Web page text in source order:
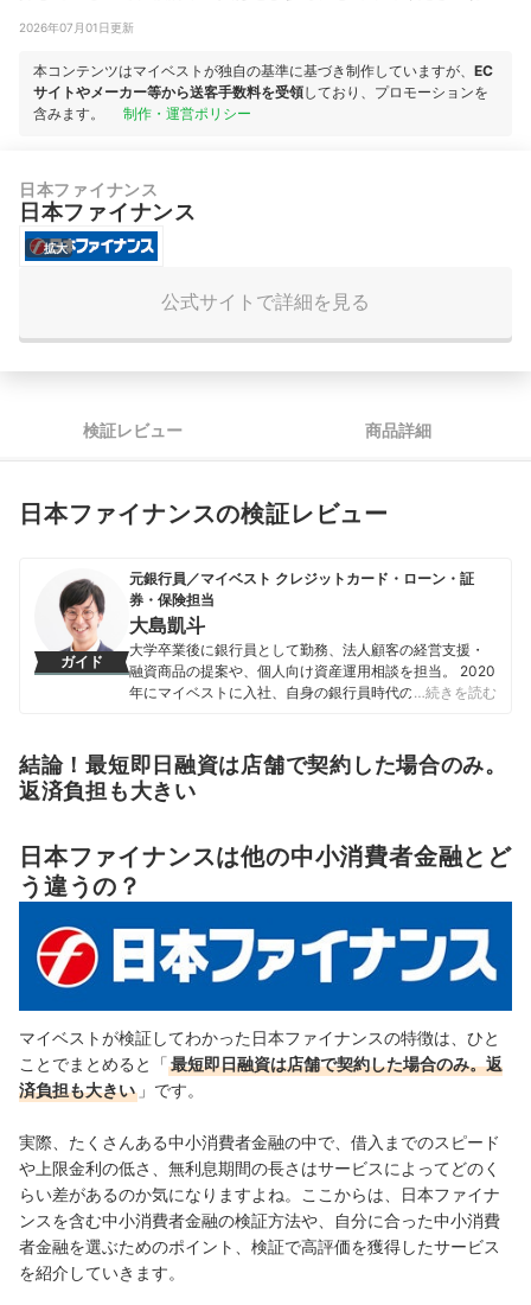
2026年07月01日更新
本コンテンツはマイベストが独自の基準に基づき制作していますが、 EC
サイトやメーカー等から送客手数料を受領しており、プロモーションを
含みます。
制作・運営ポリシー
日本ファイナンス
日本ファイナンス
拡大
公式サイトで詳細を見る
検証レビュー 商品詳細
日本ファイナンスの検証レビュー
ガイド
元銀行員／マイベスト クレジットカード・ローン・証
券・保険担当
大島凱斗
大学卒業後に銀行員として勤務、法人顧客の経営支援・
融資商品の提案や、個人向け資産運用相談を担当。 2020
年にマイベストに入社、自身の銀行員時代の経験を活か
済を専門に解説コンテンツの制作を統括する。 また、
Yahoo!ファイナンスで借入や投資への疑問や基礎知識に
関する連載も担当している。
…続きを読む
結論！最短即日融資は店舗で契約した場合のみ。
返済負担も大きい
日本ファイナンスは他の中小消費者金融とど
う違うの？
マイベストが検証してわかった日本ファイナンスの特徴は、ひと
ことでまとめると「最短即日融資は店舗で契約した場合のみ。返
済負担も大きい 」です。
実際、たくさんある中小消費者金融の中で、借入までのスピード
や上限金利の低さ、無利息期間の長さはサービスによってどのく
らい差があるのか気になりますよね。ここからは、日本ファイナ
ンスを含む中小消費者金融の検証方法や、自分に合った中小消費
者金融を選ぶためのポイント、検証で高評価を獲得したサービス
を紹介していきます。